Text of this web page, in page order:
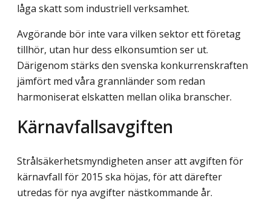
låga skatt som industriell verksamhet.
Avgörande bör inte vara vilken sektor ett företag
tillhör, utan hur dess elkonsumtion ser ut.
Därigenom stärks den svenska konkurrenskraften
jämfört med våra grannländer som redan
harmoniserat elskatten mellan olika branscher.
Kärnavfallsavgiften
Strålsäkerhetsmyndigheten anser att avgiften för
kärnavfall för 2015 ska höjas, för att därefter
utredas för nya avgifter nästkommande år.